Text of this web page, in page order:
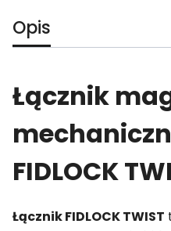
Opis
Łącznik
FIDLOCK
Łącznik FIDLOCK TWIST